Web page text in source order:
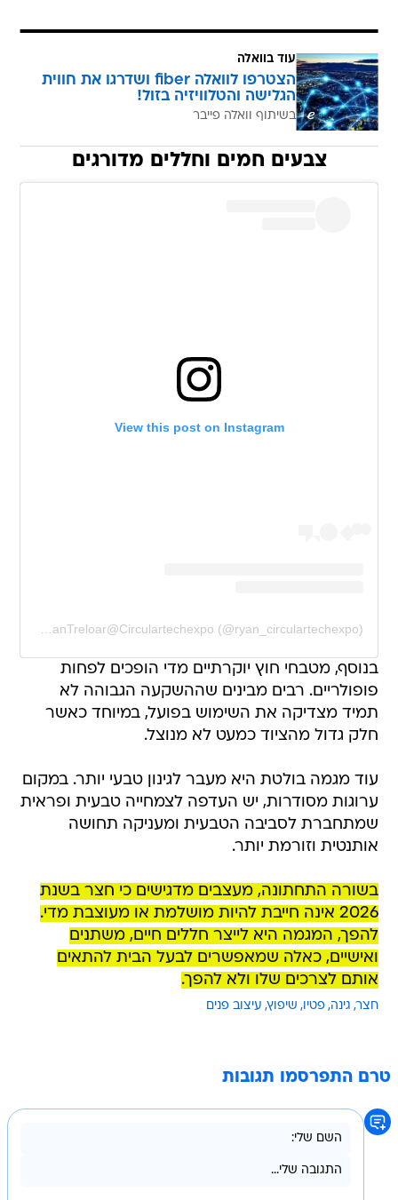
עוד בוואלה
הצטרפו לוואלה fiber ושדרגו את חווית
הגלישה והטלוויזיה בזול!
בשיתוף וואלה פייבר
צבעים חמים וחללים מדורגים
View this post on Instagram
בנוסף, מטבחי חוץ יוקרתיים מדי הופכים לפחות
פופולריים. רבים מבינים שההשקעה הגבוהה לא
תמיד מצדיקה את השימוש בפועל, במיוחד כאשר
חלק גדול מהציוד כמעט לא מנוצל.
עוד מגמה בולטת היא מעבר לגינון טבעי יותר. במקום
ערוגות מסודרות, יש העדפה לצמחייה טבעית ופראית
שמתחברת לסביבה הטבעית ומעניקה תחושה
אותנטית וזורמת יותר.
בשורה התחתונה, מעצבים מדגישים כי חצר בשנת
2026 אינה חייבת להיות מושלמת או מעוצבת מדי.
להפך, המגמה היא לייצר חללים חיים, משתנים
ואישיים, כאלה שמאפשרים לבעל הבית להתאים
אותם לצרכים שלו ולא להפך.
חצר גינה פטיו שיפוץ עיצוב פנים
טרם התפרסמו תגובות